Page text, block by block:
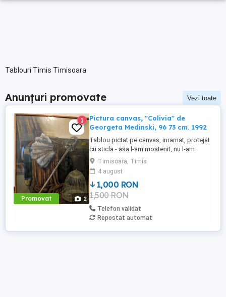
Tablouri Timis Timisoara
Anunțuri promovate Vezi toate
Promovat 2
1
Pictura canvas, "Colivia" de
Georgeta Medinski, 96 73 cm. 1992
Tablou pictat pe canvas, inramat, protejat
cu sticla - asa l-am mostenit, nu l-am
desfacut.
Timisoara, Timis
4 august
1,000 RON
1,500 RON
Telefon validat
Repostat automat